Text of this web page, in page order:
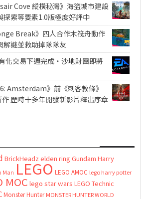
Cove 縱橫秘灣》海盜城市建設
探索等要素1.0版極度好評中
Break》四人合作木筏舟動作
解謎並救助掉隊隊友
化交易下週完成・沙地財團即將
Amsterdam》前《刺客教條》
歷時十多年開發新影片釋出序章
BrickHeadz elden ring Gundam Harry
Man LEGO LEGO AMOC lego harry potter
MOC lego star wars LEGO Technic
Monster Hunter MONSTER HUNTER WORLD